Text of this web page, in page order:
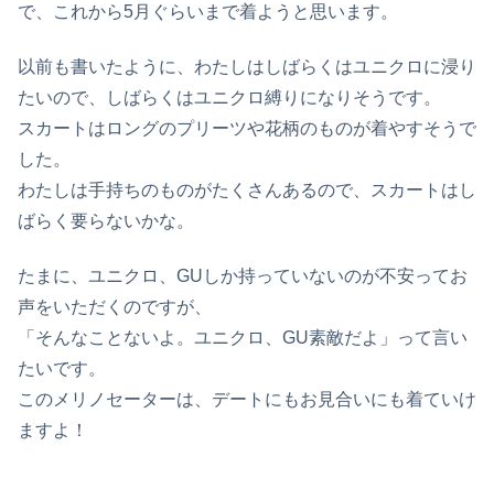
で、これから5月ぐらいまで着ようと思います。
以前も書いたように、わたしはしばらくはユニクロに浸り
たいので、しばらくはユニクロ縛りになりそうです。
スカートはロングのプリーツや花柄のものが着やすそうで
した。
わたしは手持ちのものがたくさんあるので、スカートはし
ばらく要らないかな。
たまに、ユニクロ、GUしか持っていないのが不安ってお
声をいただくのですが、
「そんなことないよ。ユニクロ、GU素敵だよ」って言い
たいです。
このメリノセーターは、デートにもお見合いにも着ていけ
ますよ！